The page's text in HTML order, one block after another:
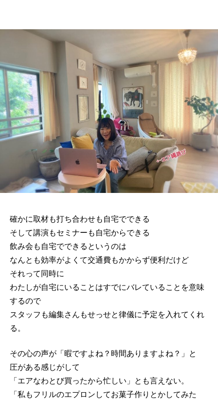
確かに取材も打ち合わせも自宅でできる
そして講演もセミナーも自宅からできる
飲み会も自宅でできるというのは
なんとも効率がよくて交通費もかからず便利だけど
それって同時に
わたしが自宅にいることはすでにバレていることを意味
するので
スタッフも編集さんもせっせと律儀に予定を入れてくれ
る。
その心の声が「暇ですよね？時間ありますよね？」と
圧がある感じがして
「エアなわとび買ったから忙しい」とも言えない。
「私もフリルのエプロンしてお菓子作りとかしてみた